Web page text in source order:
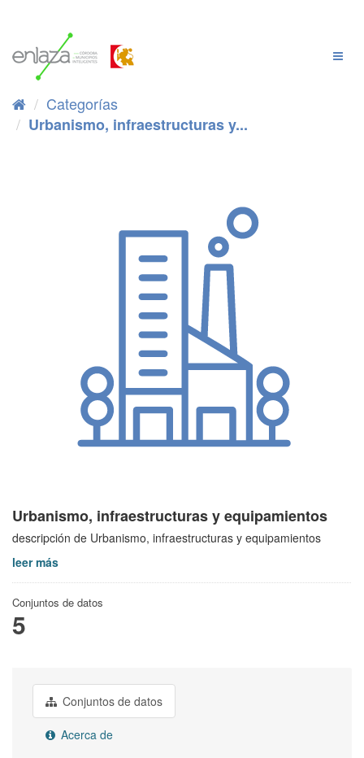
Categorías
Urbanismo, infraestructuras y...
Urbanismo, infraestructuras y equipamientos
descripción de Urbanismo, infraestructuras y equipamientos
leer más
Conjuntos de datos
5
Conjuntos de datos
Acerca de